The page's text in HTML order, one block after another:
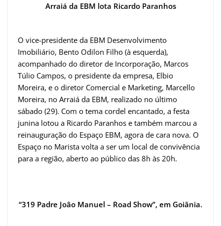
Arraiá da EBM lota Ricardo Paranhos
O vice-presidente da EBM Desenvolvimento
Imobiliário, Bento Odilon Filho (à esquerda),
acompanhado do diretor de Incorporação, Marcos
Túlio Campos, o presidente da empresa, Elbio
Moreira, e o diretor Comercial e Marketing, Marcello
Moreira, no Arraiá da EBM, realizado no último
sábado (29). Com o tema cordel encantado, a festa
junina lotou a Ricardo Paranhos e também marcou a
reinauguração do Espaço EBM, agora de cara nova. O
Espaço no Marista volta a ser um local de convivência
para a região, aberto ao público das 8h às 20h.
“319 Padre João Manuel – Road Show”, em Goiânia.